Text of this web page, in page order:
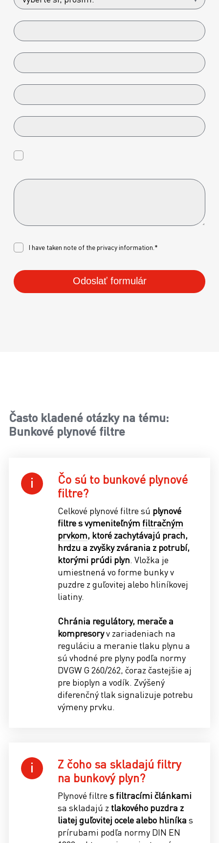
I have taken note of theprivacyinformation.*
Odoslať formulár
Často kladené otázky na tému:
Bunkové plynové filtre
Čo sú to bunkové plynové
filtre?
Celkové plynové filtre sú plynové
filtre s vymeniteľným filtračným
prvkom, ktoré zachytávajú prach,
hrdzu a zvyšky zvárania z potrubí,
ktorými prúdi plyn. Vložka je
umiestnená vo forme bunky v
puzdre z guľovitej alebo hliníkovej
liatiny.
Chránia regulátory, merače a
kompresoryv zariadeniach na
reguláciu a meranie tlaku plynu a
sú vhodné pre plyny podľa normy
DVGW G 260/262, čoraz častejšie aj
pre bioplyn a vodík. Zvýšený
diferenčný tlak signalizuje potrebu
výmeny prvku.
Z čoho sa skladajú filtry
na bunkový plyn?
Plynové filtre s filtracími článkami
sa skladajú z tlakového puzdra z
liatej guľovitej ocele alebo hliníka s
prírubami podľa normy DIN EN